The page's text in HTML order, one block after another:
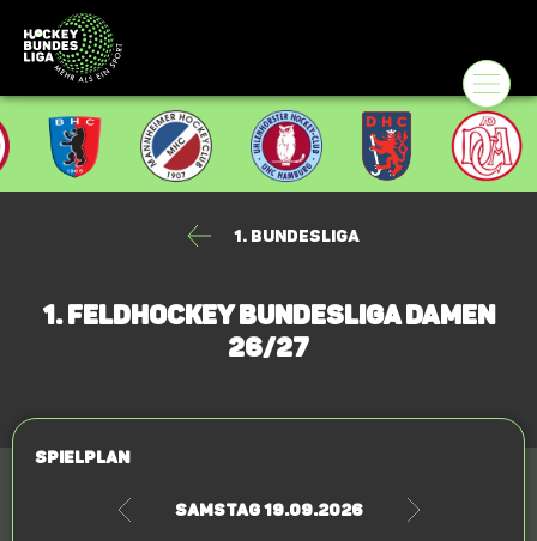
1. Bundesliga
1. Feldhockey Bundesliga Damen
26/27
Spielplan
Samstag 19.09.2026